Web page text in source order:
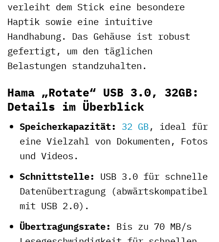
verleiht dem Stick eine besondere
Haptik sowie eine intuitive
Handhabung. Das Gehäuse ist robust
gefertigt, um den täglichen
Belastungen standzuhalten.
Hama „Rotate“ USB 3.0, 32GB:
Details im Überblick
Speicherkapazität: 32 GB, ideal für
eine Vielzahl von Dokumenten, Fotos
und Videos.
Schnittstelle: USB 3.0 für schnelle
Datenübertragung (abwärtskompatibel
mit USB 2.0).
Übertragungsrate: Bis zu 70 MB/s